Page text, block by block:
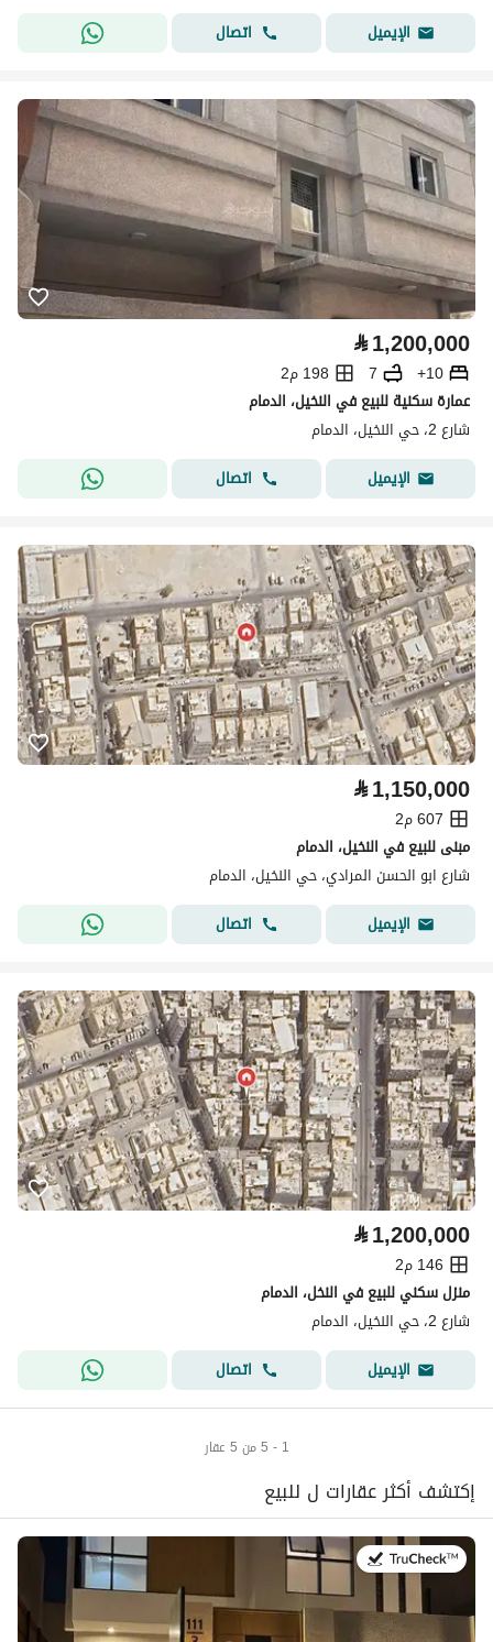
الإيميل
اتصال
⃁1,200,000
10+
7
198 م2
عمارة سكنية للبيع في النخيل، الدمام
شارع 2، حي النخيل، الدمام
الإيميل
اتصال
⃁1,150,000
607 م2
مبنى للبيع في النخيل، الدمام
شارع ابو الحسن المرادي، حي النخيل، الدمام
الإيميل
اتصال
⃁1,200,000
146 م2
منزل سكني للبيع في النخل، الدمام
شارع 2، حي النخيل، الدمام
الإيميل
اتصال
1 - 5 من 5 عقار
إكتشف أكثر عقارات ل للبيع
في:26 يوليو 2026